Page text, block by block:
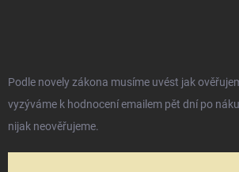
Podle novely zákona musíme uvést jak
vyzýváme k hodnocení emailem pět dní po
nijak neověřujeme.